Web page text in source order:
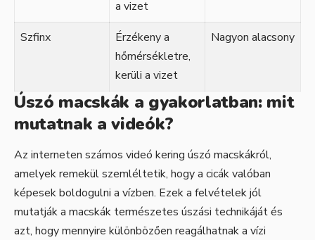
a vizet
Szfinx
Érzékeny a
hőmérsékletre,
kerüli a vizet
Nagyon alacsony
Úszó macskák a gyakorlatban: mit
mutatnak a videók?
Az interneten számos videó kering úszó macskákról,
amelyek remekül szemléltetik, hogy a cicák valóban
képesek boldogulni a vízben. Ezek a felvételek jól
mutatják a macskák természetes úszási technikáját és
azt, hogy mennyire különbözően reagálhatnak a vízi